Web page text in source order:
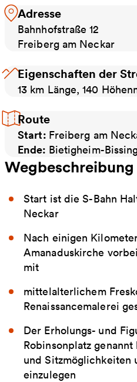
Adresse
Bahnhofstraße 12
Freiberg am Neckar
Eigenschaften der
13 km Länge, 140
Route
Start: Freiberg am
Ende: Bietigheim-
Wegbeschreibung
Start ist die S-Bahn
Neckar
Nach einigen
Amanaduskirche
mit
mittelalterlichem
Renaissancemalerei
Der Erholungs- und
Robinsonplatz
und Sitzmöglichkeiten
einzulegen